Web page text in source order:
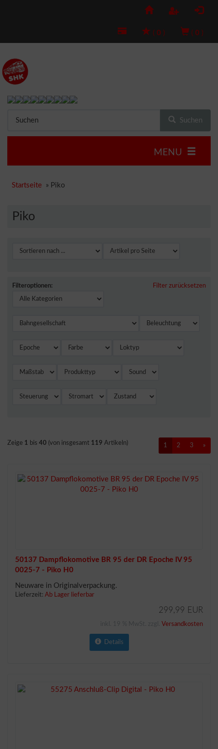
( 0 ) ( 0 )
Suchen
MENU
Startseite » Piko
Piko
Filteroptionen: Filter zurücksetzen
Zeige 1 bis 40 (von insgesamt 119 Artikeln) 1 2 3 »
50137 Dampflokomotive BR 95 der DR Epoche IV 95
0025-7 - Piko H0
Neuware in Originalverpackung.
Lieferzeit: Ab Lager lieferbar
299,99 EUR
Versandkosten
Details